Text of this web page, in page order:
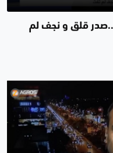
قلق و نجف لم